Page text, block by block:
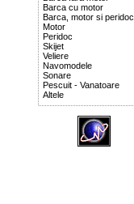
Barca cu motor
Barca, motor si peridoc
Motor
Peridoc
Skijet
Veliere
Navomodele
Sonare
Pescuit - Vanatoare
Altele